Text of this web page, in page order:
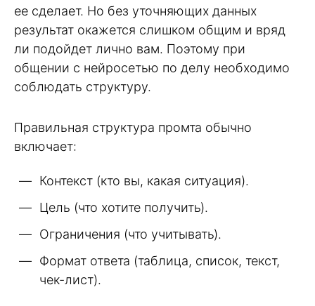
ее сделает. Но без уточняющих данных
результат окажется слишком общим и вряд
ли подойдет лично вам. Поэтому при
общении с нейросетью по делу необходимо
соблюдать структуру.
Правильная структура промта обычно
включает:
Контекст (кто вы, какая ситуация).
Цель (что хотите получить).
Ограничения (что учитывать).
Формат ответа (таблица, список, текст,
чек-лист).